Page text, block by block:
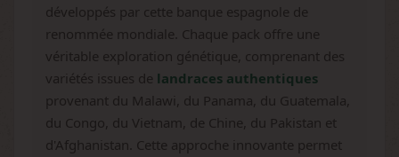
développés par cette banque espagnole de
renommée mondiale. Chaque pack offre une
véritable exploration génétique, comprenant des
variétés issues de landraces authentiques
provenant du Malawi, du Panama, du Guatemala,
du Congo, du Vietnam, de Chine, du Pakistan et
d'Afghanistan. Cette approche innovante permet